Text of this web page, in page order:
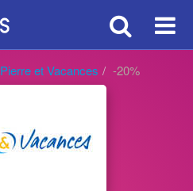
Search
Pierre et Vacances -20%